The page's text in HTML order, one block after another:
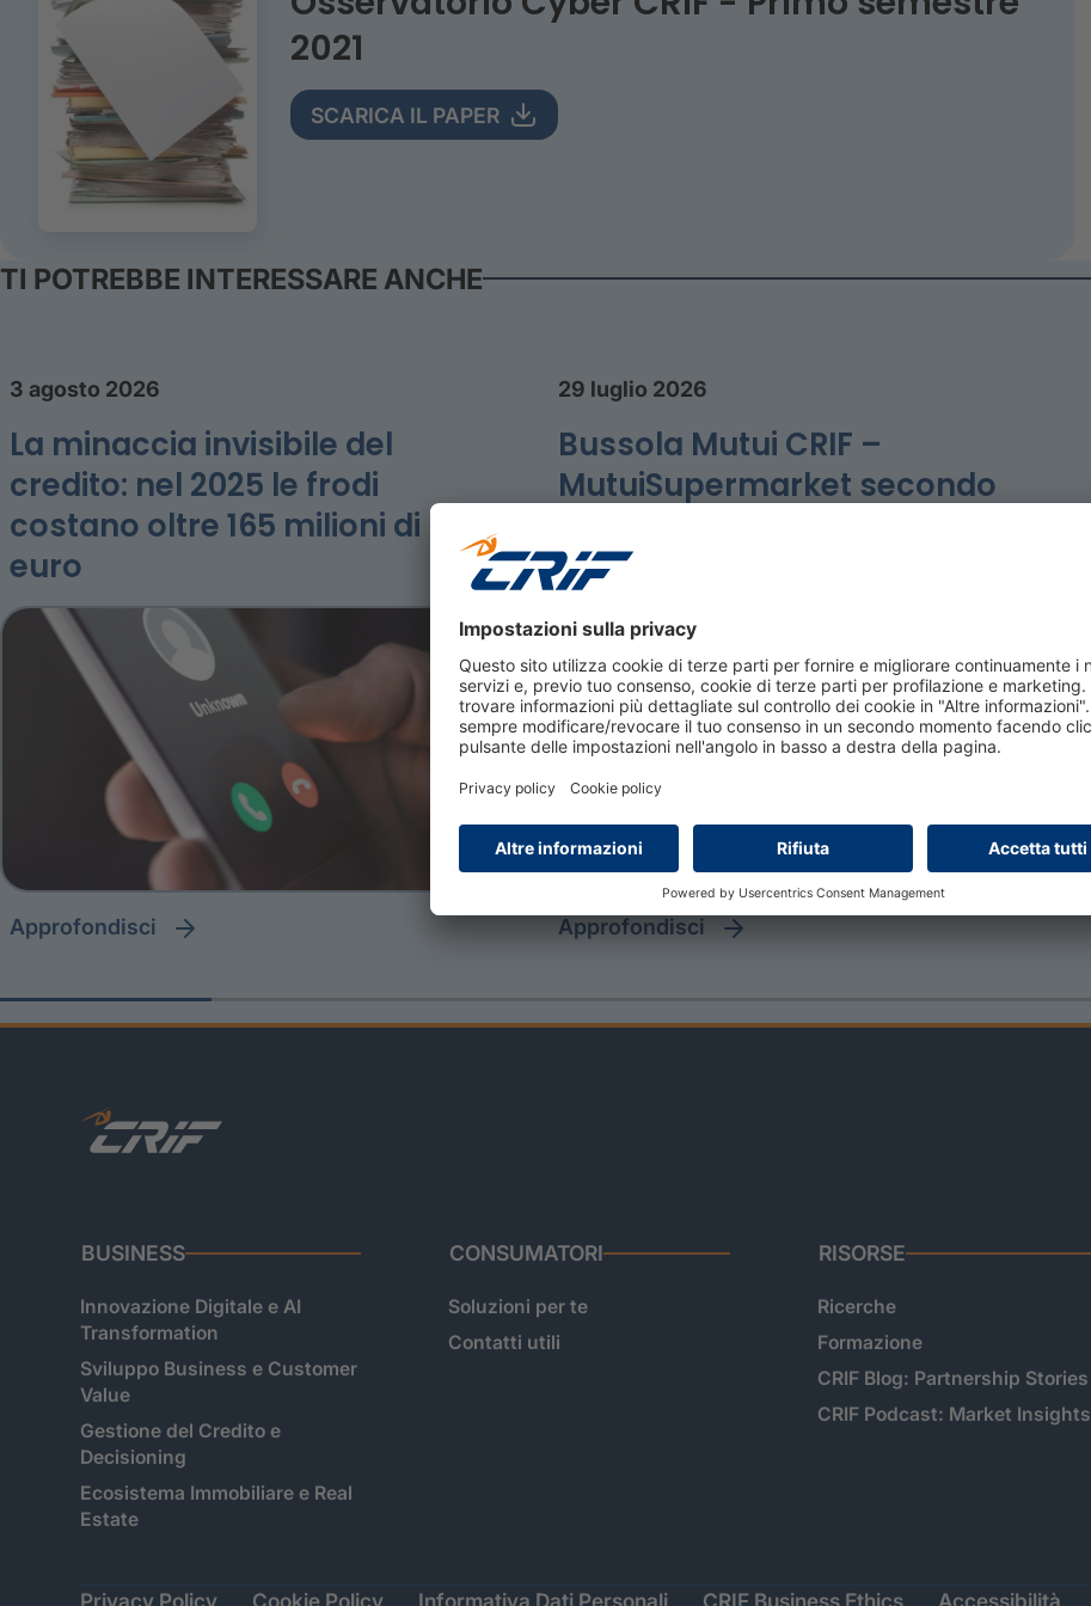
2021
SCARICA IL PAPER
TI POTREBBE INTERESSARE ANCHE
3 agosto 2026
La minaccia invisibile del
credito: nel 2025 le frodi
costano oltre 165 milioni di
euro
approfondisci
29 luglio 2026
Bussola Mutui CRIF –
MutuiSupermarket secondo
approfondisci
BUSINESS
Innovazione Digitale e AI
Transformation
Sviluppo Business e Customer
Value
Gestione del Credito e
Decisioning
Ecosistema Immobiliare e Real
Estate
CONSUMATORI
Soluzioni per te
Contatti utili
RISORSE
Ricerche
Formazione
CRIF Blog: Partnership Stories
CRIF Podcast: Market Insights
Privacy Policy Cookie Policy Informativa Dati Personali CRIF Business Ethics Accessibilità